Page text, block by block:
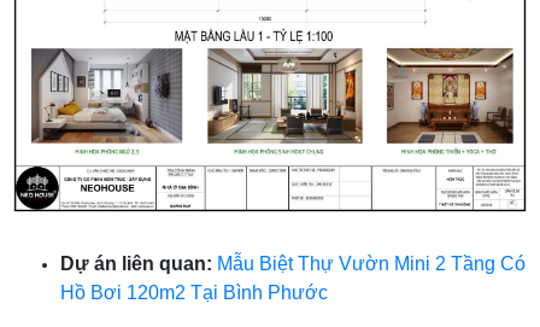
Dự án liên quan: Mẫu Biệt Thự Vườn Mini 2 Tầng Có
Hồ Bơi 120m2 Tại Bình Phước